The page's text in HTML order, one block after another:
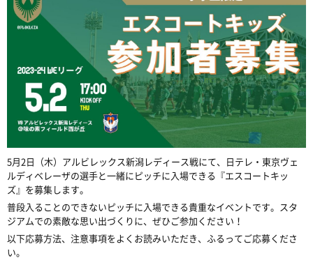
5月2日（木）アルビレックス新潟レディース戦にて、日テレ・東京ヴェ
ルディベレーザの選手と一緒にピッチに入場できる『エスコートキッ
ズ』を募集します。
普段入ることのできないピッチに入場できる貴重なイベントです。スタ
ジアムでの素敵な思い出づくりに、ぜひご参加ください！
以下応募方法、注意事項をよくお読みいただき、ふるってご応募くださ
い。